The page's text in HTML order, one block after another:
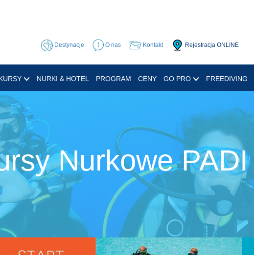
Destynacje O nas Kontakt Rejestracja ONLINE
NURKI & HOTEL PROGRAM CENY GO PRO FREEDIVING
Nurkowe PADI